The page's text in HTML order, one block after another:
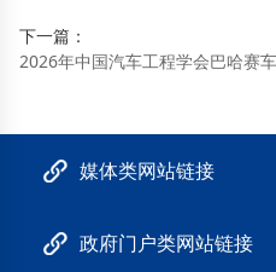
下一篇：
2026年中国汽车工程学会巴哈赛
媒体类网站链接
政府门户类网站链接